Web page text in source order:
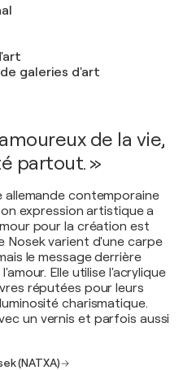
galeries d'art
de la vie,
partout. »
allemande contemporaine
expression artistique a
pour la création est
Nosek varient d'une carpe
le message derrière
Elle utilise l'acrylique
réputées pour leurs
charismatique.
un vernis et parfois aussi
(NATXA)